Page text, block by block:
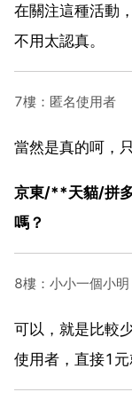
在關注這種活動
不用太認真。
7樓：匿名使用者
當然是真的呵，
京東/**天貓/拼
嗎？
8樓：小小一個小明
可以，就是比較
使用者，直接1